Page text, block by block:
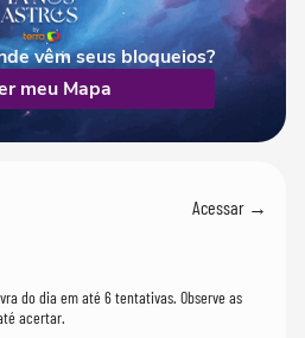
vêm seus bloqueios?
meu Mapa
Acessar →
do dia em até 6 tentativas. Observe as
acertar.